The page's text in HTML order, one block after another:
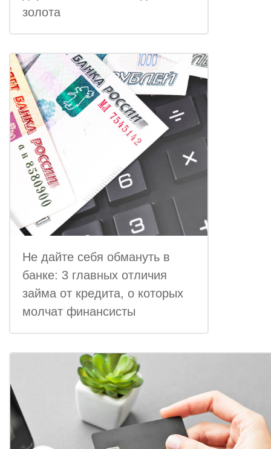
золота
Не дайте себя обмануть в
банке: 3 главных отличия
займа от кредита, о которых
молчат финансисты